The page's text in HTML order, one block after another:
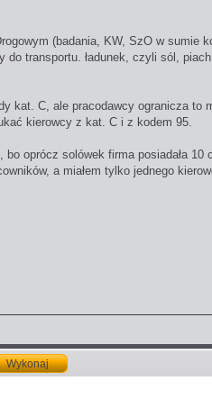
(badania, KW, SzO w sumie
do transportu. ładunek, czyli sól,
kat. C, ale pracodawcy ogranicza to
kierowcy z kat. C i z kodem 95.
oprócz solówek firma posiadała 10
a miałem tylko jednego